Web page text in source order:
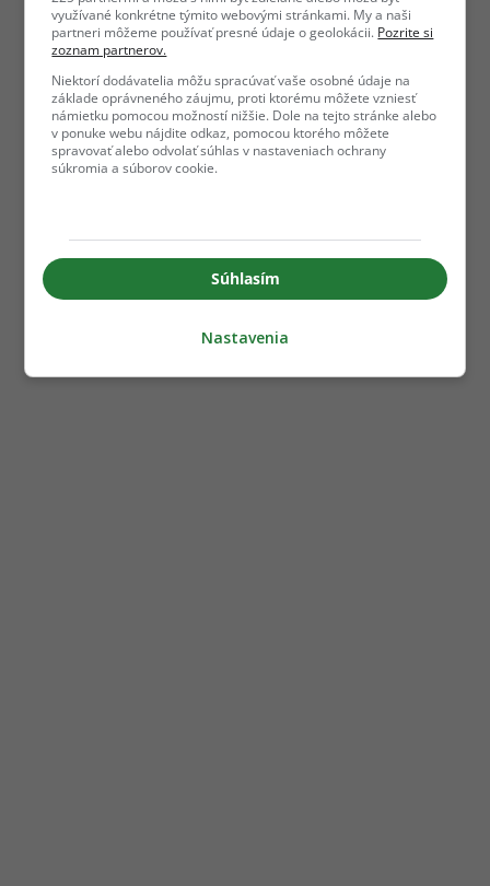
využívané konkrétne týmito webovými stránkami. My a naši
partneri môžeme používať presné údaje o geolokácii. Pozrite si
zoznam partnerov.
Niektorí dodávatelia môžu spracúvať vaše osobné údaje na
základe oprávneného záujmu, proti ktorému môžete vzniesť
námietku pomocou možností nižšie. Dole na tejto stránke alebo
v ponuke webu nájdite odkaz, pomocou ktorého môžete
spravovať alebo odvolať súhlas v nastaveniach ochrany
súkromia a súborov cookie.
Súhlasím
Nastavenia